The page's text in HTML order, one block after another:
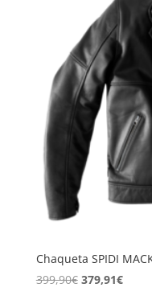
Chaqueta SPIDI
399,90€ El
379,91€El